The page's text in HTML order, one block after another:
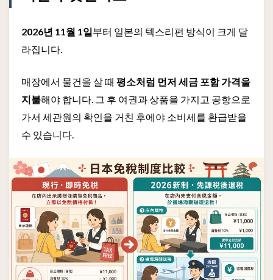
2026년 11월 1일부터 일본의 텍스리펀 방식이 크게 달
라집니다.
매장에서 물건을 살 때 평소처럼 먼저 세금 포함 가격을
지불해야 합니다. 그 후 여권과 상품을 가지고 공항으로
가서 세관원의 확인을 거친 후에야 소비세를 환급받을
수 있습니다.